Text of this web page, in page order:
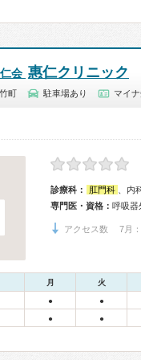
会 惠仁クリニック
町 駐車場あり マイ
診療科： 肛門科
、内
専門医・資格： 呼吸器
アクセス数 7月：
月 火
● ●
● ●